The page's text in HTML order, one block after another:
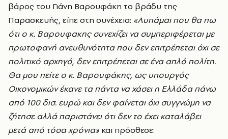
βάρος του Γιάνη Βαρουφάκη το βράδυ της
Παρασκευής, είπε στη συνέχεια: «Λυπάμαι που θα πω
ότι ο κ. Βαρουφακης συνεχίζει να συμπεριφέρεται με
πρωτοφανή ανευθυνότητα που δεν επιτρέπεται όχι σε
πολιτικό αρχηγό, δεν επιτρέπεται σε ένα απλό πολίτη.
Θα μου πείτε ο κ. Βαρουφάκης, ως υπουργός
Οικονομικών έκανε τα πάντα να χάσει η Ελλάδα πάνω
από 100 δισ. ευρώ και δεν φαίνεται όχι συγγνώμη να
ζήτησε αλλά παριστάνει ότι δεν το έχει καταλάβει
μετά από τόσα χρόνια» και πρόσθεσε: